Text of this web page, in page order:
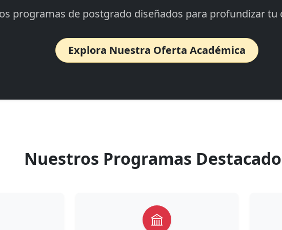
programas de postgrado diseñados para profundizar tu
Explora Nuestra Oferta Académica
Nuestros Programas